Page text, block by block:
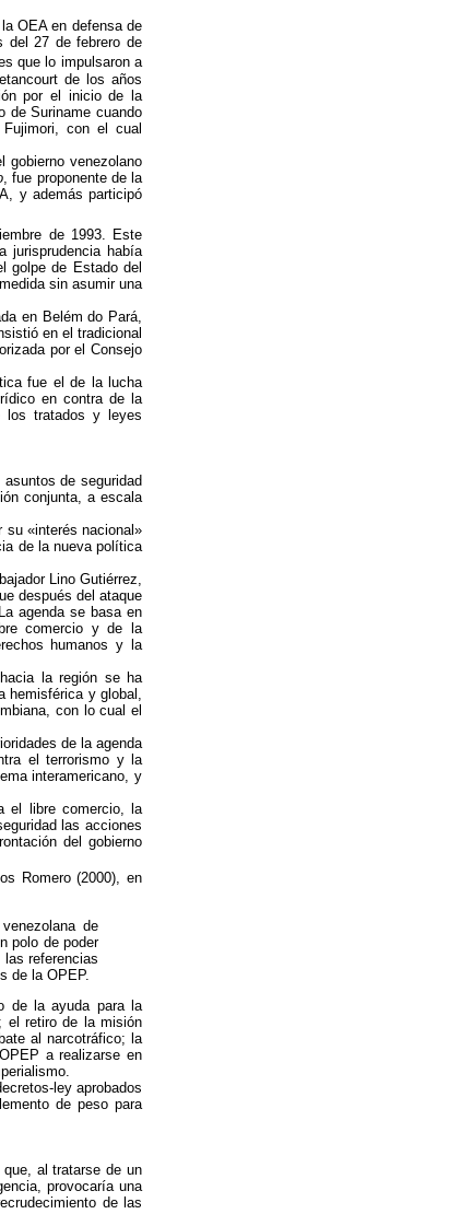
OEA en defensa de
del 27 de febrero de
que lo impulsaron a
de los años
por el inicio de la
de Suriname cuando
con el cual
gobierno venezolano
, fue proponente de la
y además participó
de 1993. Este
jurisprudencia había
golpe de Estado del
sin asumir una
en Belém do Pará,
en el tradicional
por el Consejo
fue el de la lucha
en contra de la
los tratados y leyes
de seguridad
conjunta, a escala
su «interés nacional»
de la nueva política
Lino Gutiérrez,
después del ataque
agenda se basa en
comercio y de la
humanos y la
la región se ha
y global,
con lo cual el
de la agenda
el terrorismo y la
interamericano, y
el libre comercio, la
las acciones
del gobierno
Romero (2000), en
de
polo de poder
referencias
de la OPEP.
de la ayuda para la
el retiro de la misión
al narcotráfico; la
a realizarse en
ley aprobados
de peso para
al tratarse de un
provocaría una
de las